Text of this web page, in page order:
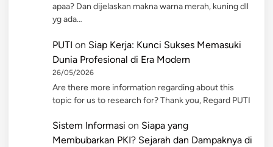
apaa? Dan dijelaskan makna warna merah, kuning dll
yg ada…
PUTI on Siap Kerja: Kunci Sukses Memasuki
Dunia Profesional di Era Modern
26/05/2026
Are there more information regarding about this
topic for us to research for? Thank you, Regard PUTI
Sistem Informasi on Siapa yang
Membubarkan PKI? Sejarah dan Dampaknya di